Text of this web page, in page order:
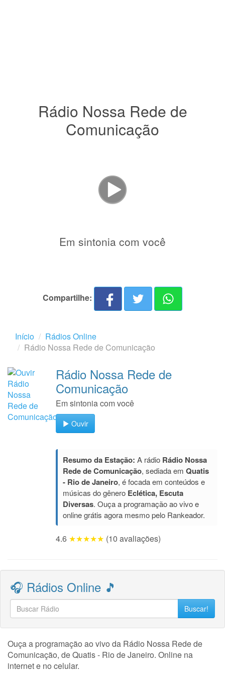
Rádio Nossa Rede de
Comunicação
Em sintonia com você
Compartilhe:
Início
Rádios Online
Rádio Nossa Rede de Comunicação
Rádio Nossa Rede de
Comunicação
Em sintonia com você
Ouvir
Resumo da Estação: A rádio Rádio Nossa
Rede de Comunicação, sediada em Quatis
- Rio de Janeiro, é focada em conteúdos e
músicas do gênero Eclética, Escuta
Diversas. Ouça a programação ao vivo e
online grátis agora mesmo pelo Rankeador.
4.6 ★★★★★ (10 avaliações)
🎧 Rádios Online 🎵
Buscar!
Ouça a programação ao vivo da Rádio Nossa Rede de
Comunicação, de Quatis - Rio de Janeiro. Online na
internet e no celular.